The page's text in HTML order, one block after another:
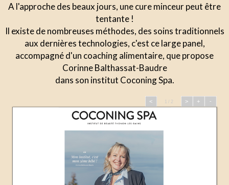
A l'approche des beaux jours, une cure minceur peut être
tentante !
Il existe de nombreuses méthodes, des soins traditionnels
aux dernières technologies, c'est ce large panel,
accompagné d'un coaching alimentaire, que propose
Corinne Balthassat-Baudre
dans son institut Coconing Spa.
< 1 / 2 > + -